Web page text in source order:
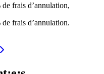
frais d’annulation,
frais d’annulation.